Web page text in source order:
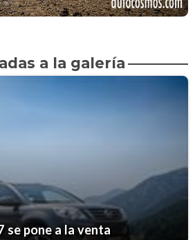
a la galería
se pone a la venta